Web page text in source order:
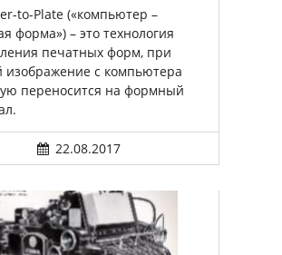
to-Plate («компьютер –
форма») – это технология
печатных форм, при
изображение с компьютера
переносится на формный
22.08.2017